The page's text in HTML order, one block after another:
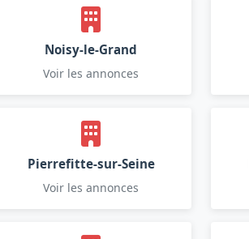
Noisy-le-Grand
Voir les annonces
Pierrefitte-sur-Seine
Voir les annonces